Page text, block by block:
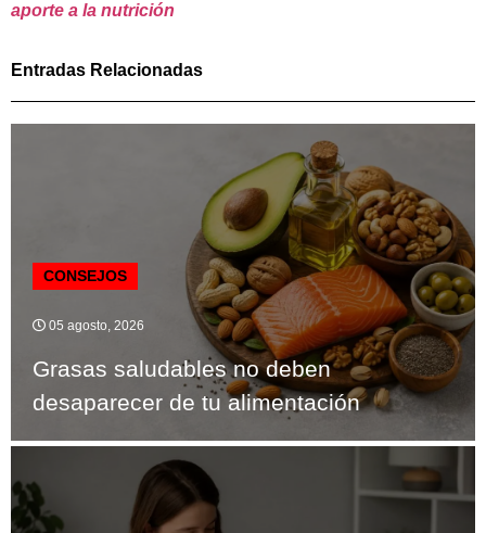
aporte a la nutrición
Entradas Relacionadas
CONSEJOS
05 agosto, 2026
Grasas saludables no deben
desaparecer de tu alimentación